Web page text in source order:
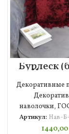
Бурлеск
Декоративные
наволочки,
Артикул: Нав-